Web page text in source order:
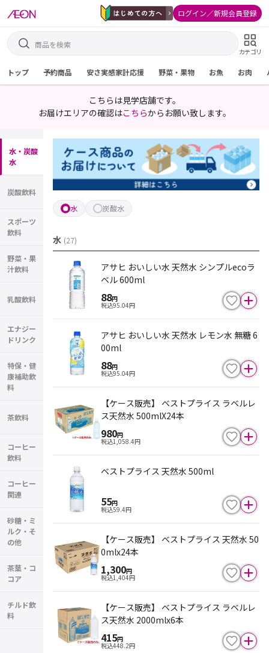
ログイン／新規会員登録
カテゴリ
トップ 予約商品 安さ実感家計応援 野菜・果物 お魚 お肉
こちらは見学店舗です。
お届けエリアの確認はこちらからお願い致します。
水・炭酸
水
炭酸飲料
スポーツ
飲料
野菜・果
汁飲料
乳酸飲料
エナジー
ドリンク
特保・健
康補助飲
料
茶飲料
コーヒー
飲料
コーヒー
関連
砂糖・ミ
ルク・そ
の他
茶葉・コ
コア
チルド飲
料
水 炭酸水
水 (27)
アサヒ おいしい水 天然水 シンプルecoラ
ベル 600ml
88円
税込95.04円
アサヒ おいしい水 天然水 レモン水 無糖 6
00ml
88円
税込95.04円
【ケース販売】 ベストプライス ラベルレ
ス天然水 500mlX24本
980円
税込1,058.4円
ベストプライス 天然水 500ml
55円
税込59.4円
【ケース販売】 ベストプライス 天然水 50
0mlx24本
1,300円
税込1,404円
【ケース販売】 ベストプライス ラベルレ
ス天然水 2000mlx6本
415円
税込448.2円